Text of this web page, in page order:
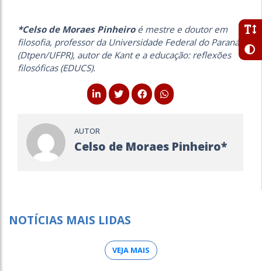
*Celso de Moraes Pinheiroé mestre e doutor em
filosofia, professor da Universidade Federal do Paraná
(Dtpen/UFPR), autor de Kant e a educação: reflexões
filosóficas (EDUCS).
AUTOR
Celso de Moraes Pinheiro*
NOTÍCIAS MAIS LIDAS
VEJA MAIS